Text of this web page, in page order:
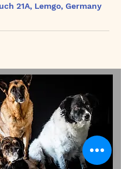
21A, Lemgo, Germany